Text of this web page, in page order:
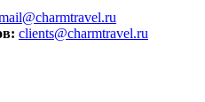
clients@charmtravel.ru